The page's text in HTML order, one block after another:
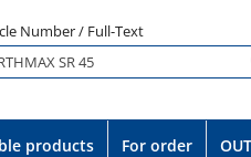
Number / Full-Text
products For order